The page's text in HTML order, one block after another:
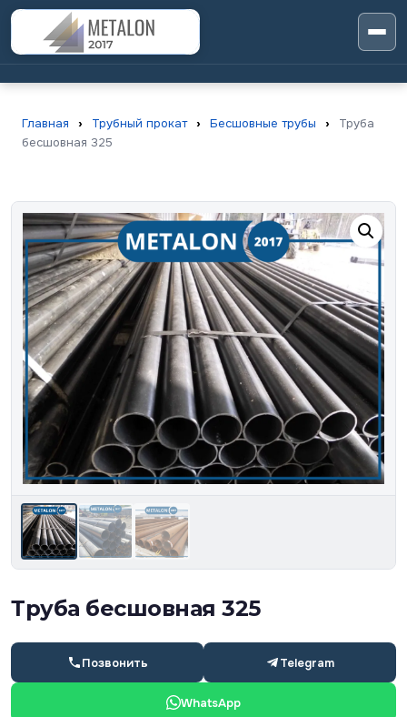
Главная › Трубный прокат › Бесшовные трубы ›
Труба
бесшовная 325
Труба бесшовная 325
Позвонить Telegram
WhatsApp